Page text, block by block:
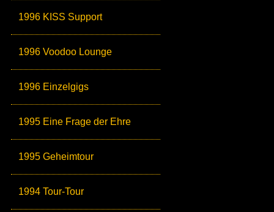
1996 KISS Support
1996 Voodoo Lounge
1996 Einzelgigs
1995 Eine Frage der Ehre
1995 Geheimtour
1994 Tour-Tour